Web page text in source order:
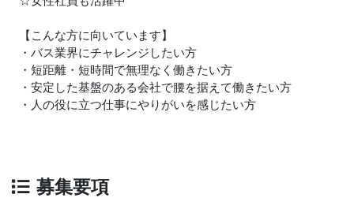
【こんな方に向いています】
・バス業界にチャレンジしたい方
・短距離・短時間で無理なく働きたい方
・安定した基盤のある会社で腰を据えて働きたい方
・人の役に立つ仕事にやりがいを感じたい方
募集要項